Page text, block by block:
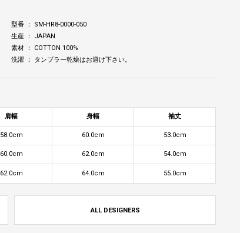
型番 ： SM-HR8-0000-050
生産 ： JAPAN
素材 ： COTTON 100%
洗濯 ： タンブラー乾燥はお避け下さい。
肩幅 身幅 袖丈
58.0cm 60.0cm 53.0cm
60.0cm 62.0cm 54.0cm
62.0cm 64.0cm 55.0cm
ALL DESIGNERS